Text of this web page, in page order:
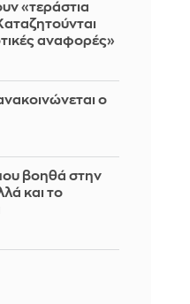
«τεράστια
αναφορές»
ο
βοηθά στην
και το